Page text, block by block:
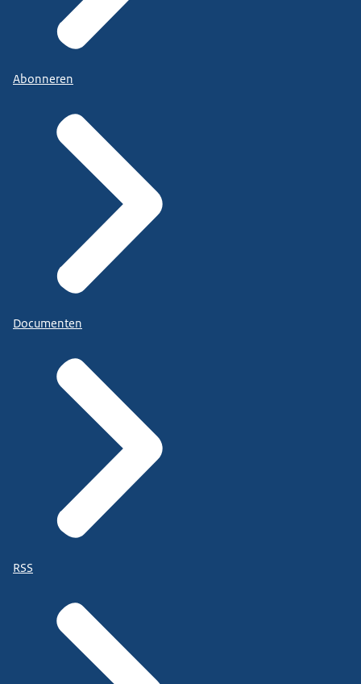
Abonneren
Documenten
RSS